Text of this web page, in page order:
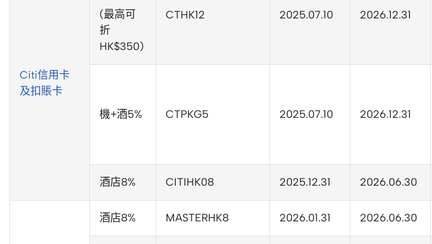
Citi信用卡
及扣賬卡
(最高可
折
HK$350)
CTHK12 2025.07.10 2026.12.31
機+酒5% CTPKG5 2025.07.10 2026.12.31
酒店8% CITIHK08 2025.12.31 2026.06.30
酒店8% MASTERHK8 2026.01.31 2026.06.30